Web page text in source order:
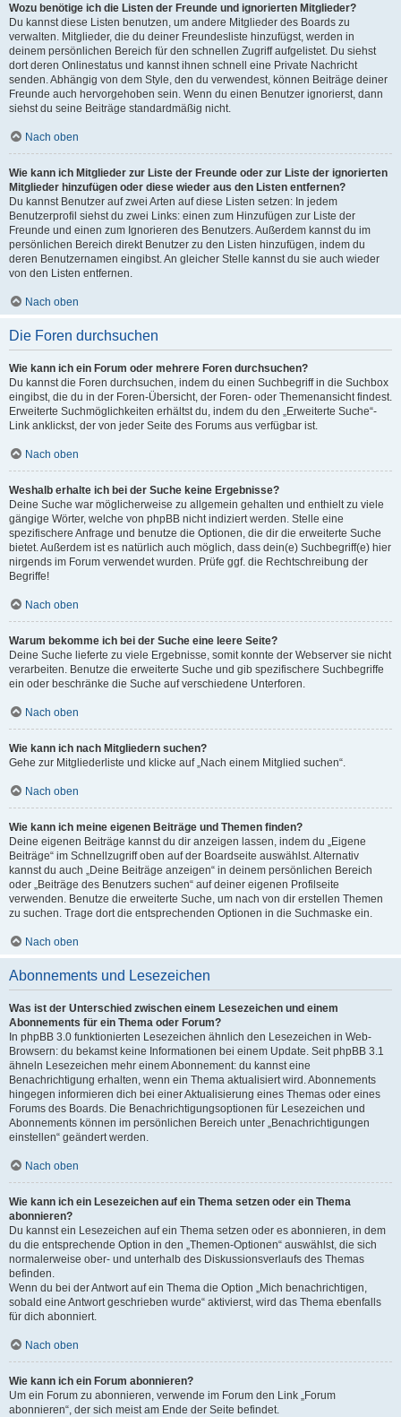
Wozu benötige ich die Listen der Freunde und ignorierten Mitglieder?
Du kannst diese Listen benutzen, um andere Mitglieder des Boards zu
verwalten. Mitglieder, die du deiner Freundesliste hinzufügst, werden in
deinem persönlichen Bereich für den schnellen Zugriff aufgelistet. Du siehst
dort deren Onlinestatus und kannst ihnen schnell eine Private Nachricht
senden. Abhängig von dem Style, den du verwendest, können Beiträge deiner
Freunde auch hervorgehoben sein. Wenn du einen Benutzer ignorierst, dann
siehst du seine Beiträge standardmäßig nicht.
Nach oben
Wie kann ich Mitglieder zur Liste der Freunde oder zur Liste der ignorierten
Mitglieder hinzufügen oder diese wieder aus den Listen entfernen?
Du kannst Benutzer auf zwei Arten auf diese Listen setzen: In jedem
Benutzerprofil siehst du zwei Links: einen zum Hinzufügen zur Liste der
Freunde und einen zum Ignorieren des Benutzers. Außerdem kannst du im
persönlichen Bereich direkt Benutzer zu den Listen hinzufügen, indem du
deren Benutzernamen eingibst. An gleicher Stelle kannst du sie auch wieder
von den Listen entfernen.
Nach oben
Die Foren durchsuchen
Wie kann ich ein Forum oder mehrere Foren durchsuchen?
Du kannst die Foren durchsuchen, indem du einen Suchbegriff in die Suchbox
eingibst, die du in der Foren-Übersicht, der Foren- oder Themenansicht findest.
Erweiterte Suchmöglichkeiten erhältst du, indem du den „Erweiterte Suche“-
Link anklickst, der von jeder Seite des Forums aus verfügbar ist.
Nach oben
Weshalb erhalte ich bei der Suche keine Ergebnisse?
Deine Suche war möglicherweise zu allgemein gehalten und enthielt zu viele
gängige Wörter, welche von phpBB nicht indiziert werden. Stelle eine
spezifischere Anfrage und benutze die Optionen, die dir die erweiterte Suche
bietet. Außerdem ist es natürlich auch möglich, dass dein(e) Suchbegriff(e) hier
nirgends im Forum verwendet wurden. Prüfe ggf. die Rechtschreibung der
Begriffe!
Nach oben
Warum bekomme ich bei der Suche eine leere Seite?
Deine Suche lieferte zu viele Ergebnisse, somit konnte der Webserver sie nicht
verarbeiten. Benutze die erweiterte Suche und gib spezifischere Suchbegriffe
ein oder beschränke die Suche auf verschiedene Unterforen.
Nach oben
Wie kann ich nach Mitgliedern suchen?
Gehe zur Mitgliederliste und klicke auf „Nach einem Mitglied suchen“.
Nach oben
Wie kann ich meine eigenen Beiträge und Themen finden?
Deine eigenen Beiträge kannst du dir anzeigen lassen, indem du „Eigene
Beiträge“ im Schnellzugriff oben auf der Boardseite auswählst. Alternativ
kannst du auch „Deine Beiträge anzeigen“ in deinem persönlichen Bereich
oder „Beiträge des Benutzers suchen“ auf deiner eigenen Profilseite
verwenden. Benutze die erweiterte Suche, um nach von dir erstellen Themen
zu suchen. Trage dort die entsprechenden Optionen in die Suchmaske ein.
Nach oben
Abonnements und Lesezeichen
Was ist der Unterschied zwischen einem Lesezeichen und einem
Abonnements für ein Thema oder Forum?
In phpBB 3.0 funktionierten Lesezeichen ähnlich den Lesezeichen in Web-
Browsern: du bekamst keine Informationen bei einem Update. Seit phpBB 3.1
ähneln Lesezeichen mehr einem Abonnement: du kannst eine
Benachrichtigung erhalten, wenn ein Thema aktualisiert wird. Abonnements
hingegen informieren dich bei einer Aktualisierung eines Themas oder eines
Forums des Boards. Die Benachrichtigungsoptionen für Lesezeichen und
Abonnements können im persönlichen Bereich unter „Benachrichtigungen
einstellen“ geändert werden.
Nach oben
Wie kann ich ein Lesezeichen auf ein Thema setzen oder ein Thema
abonnieren?
Du kannst ein Lesezeichen auf ein Thema setzen oder es abonnieren, in dem
du die entsprechende Option in den „Themen-Optionen“ auswählst, die sich
normalerweise ober- und unterhalb des Diskussionsverlaufs des Themas
befinden.
Wenn du bei der Antwort auf ein Thema die Option „Mich benachrichtigen,
sobald eine Antwort geschrieben wurde“ aktivierst, wird das Thema ebenfalls
für dich abonniert.
Nach oben
Wie kann ich ein Forum abonnieren?
Um ein Forum zu abonnieren, verwende im Forum den Link „Forum
abonnieren“, der sich meist am Ende der Seite befindet.